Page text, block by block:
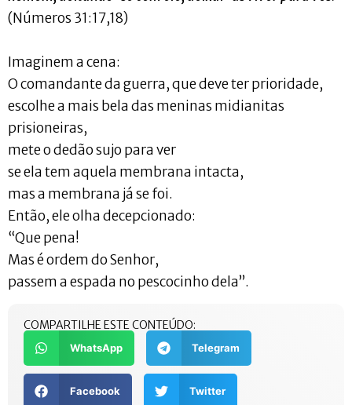
(Números 31:17,18)
Imaginem a cena:
O comandante da guerra, que deve ter prioridade,
escolhe a mais bela das meninas midianitas
prisioneiras,
mete o dedão sujo para ver
se ela tem aquela membrana intacta,
mas a membrana já se foi.
Então, ele olha decepcionado:
“Que pena!
Mas é ordem do Senhor,
passem a espada no pescocinho dela”.
COMPARTILHE ESTE CONTEÚDO:
WhatsApp Telegram
Facebook Twitter